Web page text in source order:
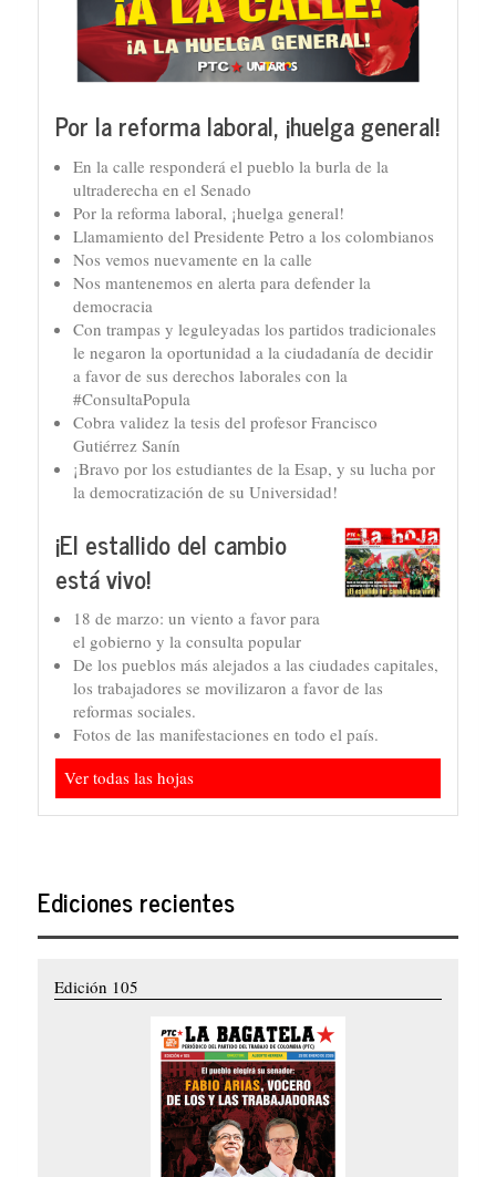
Por la reforma laboral, ¡huelga general!
En la calle responderá el pueblo la burla de la
ultraderecha en el Senado
Por la reforma laboral, ¡huelga general!
Llamamiento del Presidente Petro a los colombianos
Nos vemos nuevamente en la calle
Nos mantenemos en alerta para defender la
democracia
Con trampas y leguleyadas los partidos tradicionales
le negaron la oportunidad a la ciudadanía de decidir
a favor de sus derechos laborales con la
#ConsultaPopula
Cobra validez la tesis del profesor Francisco
Gutiérrez Sanín
¡Bravo por los estudiantes de la Esap, y su lucha por
la democratización de su Universidad!
¡El estallido del cambio
está vivo!
18 de marzo: un viento a favor para
el gobierno y la consulta popular
De los pueblos más alejados a las ciudades capitales,
los trabajadores se movilizaron a favor de las
reformas sociales.
Fotos de las manifestaciones en todo el país.
Ver todas las hojas
Ediciones recientes
Edición 105